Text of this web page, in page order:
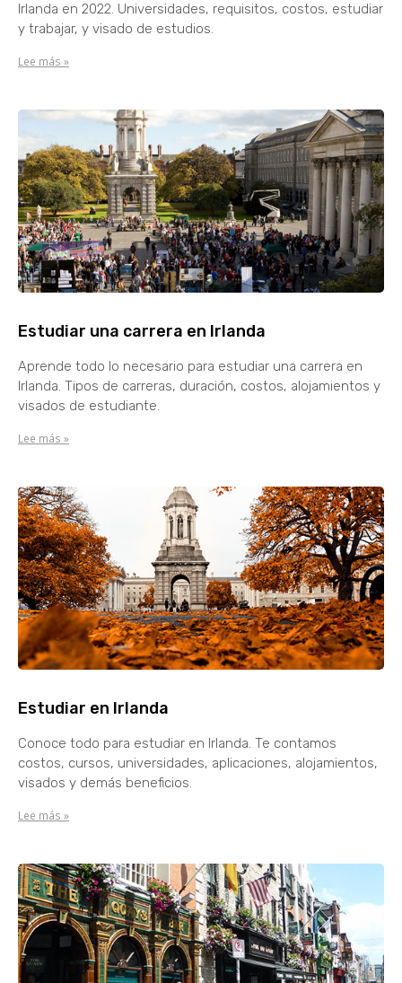
Irlanda en 2022. Universidades, requisitos, costos, estudiar
y trabajar, y visado de estudios.
Lee más »
Estudiar una carrera en Irlanda
Aprende todo lo necesario para estudiar una carrera en
Irlanda. Tipos de carreras, duración, costos, alojamientos y
visados de estudiante.
Lee más »
Estudiar en Irlanda
Conoce todo para estudiar en Irlanda. Te contamos
costos, cursos, universidades, aplicaciones, alojamientos,
visados y demás beneficios.
Lee más »